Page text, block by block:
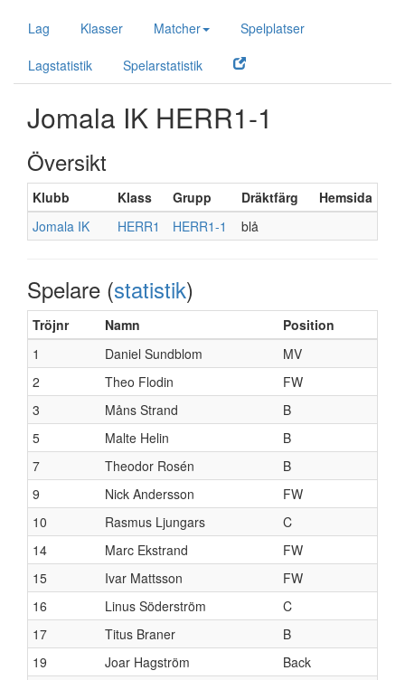
Lag Klasser Matcher Spelplatser
Lagstatistik Spelarstatistik
Jomala IK HERR1-1
Översikt
Klubb Klass Grupp Dräktfärg
Hemsida
Jomala IK
HERR1 HERR1-1 blå
Spelare (statistik)
Tröjnr Namn
Position
1
Daniel Sundblom
MV
2
Theo Flodin
FW
3
Måns Strand
B
5
Malte Helin
B
7
Theodor Rosén
B
9
Nick Andersson
FW
10
Rasmus Ljungars
C
14
Marc Ekstrand
FW
15
Ivar Mattsson
FW
16
Linus Söderström
C
17
Titus Braner
B
19
Joar Hagström
Back